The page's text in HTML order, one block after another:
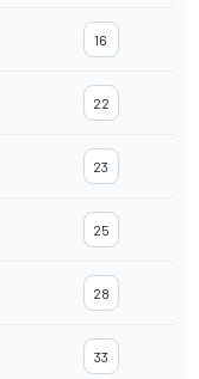
16
22
23
25
28
33